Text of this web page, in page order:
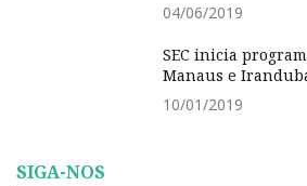
04/06/2019
SEC inicia
Manaus e
10/01/2019
SIGA-NOS